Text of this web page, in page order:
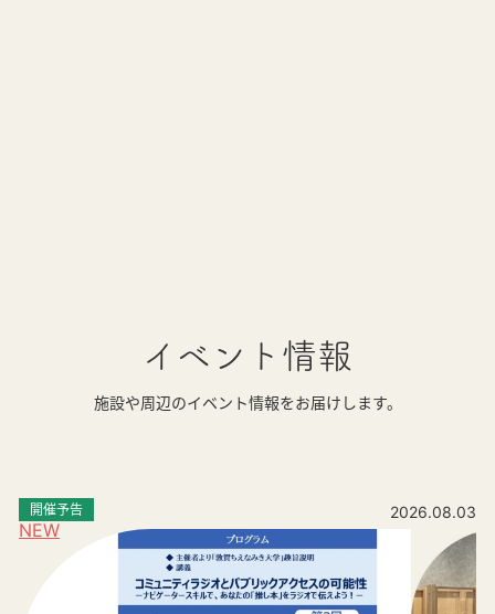
イベント情報
施設や周辺のイベント情報をお届けします。
NEW
開催予告 2026.08.03